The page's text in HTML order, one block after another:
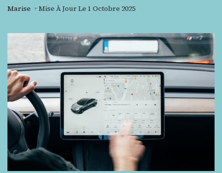
Marise Mise À Jour Le 1 Octobre 2025